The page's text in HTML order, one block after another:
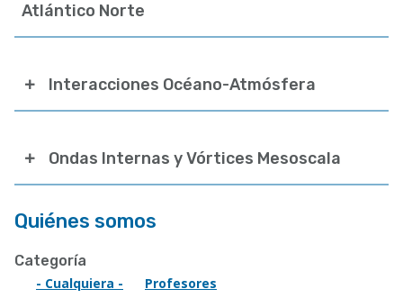
Atlántico Norte
Interacciones Océano-Atmósfera
Ondas Internas y Vórtices Mesoscala
Quiénes somos
Categoría
- Cualquiera -
Profesores